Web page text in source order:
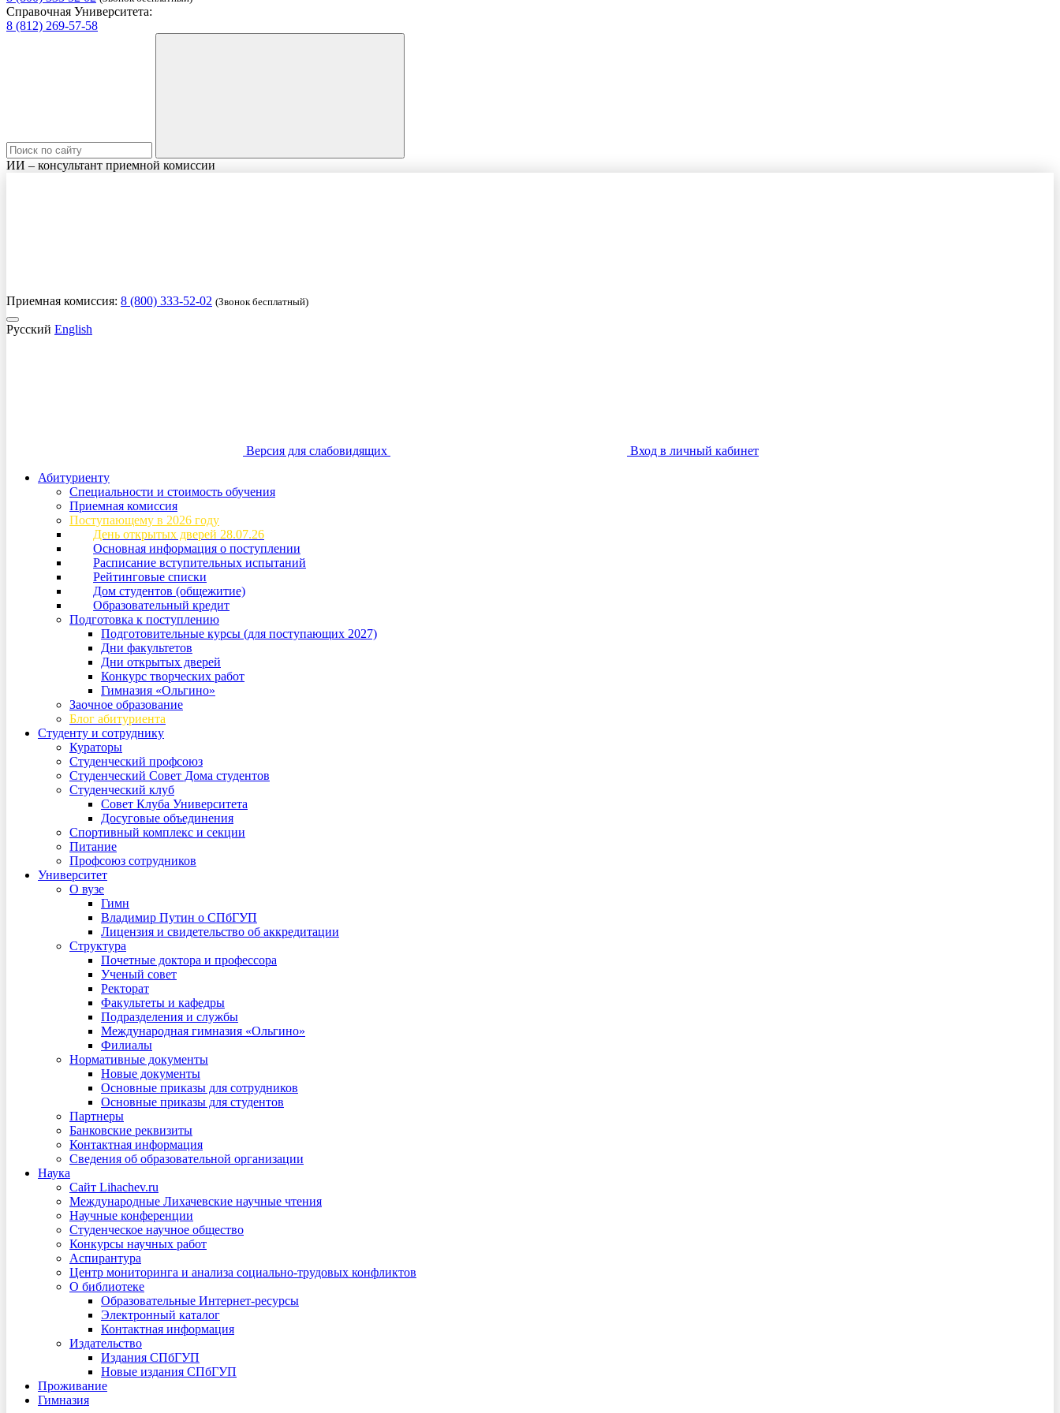
Справочная Университета:
8 (812) 269-57-58
ИИ – консультант приемной комиссии
Приемная комиссия: 8 (800) 333-52-02 (Звонок бесплатный)
Русский English
Версия для слабовидящих
Вход в личный кабинет
Абитуриенту
Специальности и стоимость обучения
Приемная комиссия
Поступающему в 2026 году
День открытых дверей 28.07.26
Основная информация о поступлении
Расписание вступительных испытаний
Рейтинговые списки
Дом студентов (общежитие)
Образовательный кредит
Подготовка к поступлению
Подготовительные курсы (для поступающих 2027)
Дни факультетов
Дни открытых дверей
Конкурс творческих работ
Гимназия «Ольгино»
Заочное образование
Блог абитуриента
Студенту и сотруднику
Кураторы
Студенческий профсоюз
Студенческий Совет Дома студентов
Студенческий клуб
Совет Клуба Университета
Досуговые объединения
Спортивный комплекс и секции
Питание
Профсоюз сотрудников
Университет
О вузе
Гимн
Владимир Путин о СПбГУП
Лицензия и свидетельство об аккредитации
Структура
Почетные доктора и профессора
Ученый совет
Ректорат
Факультеты и кафедры
Подразделения и службы
Международная гимназия «Ольгино»
Филиалы
Нормативные документы
Новые документы
Основные приказы для сотрудников
Основные приказы для студентов
Партнеры
Банковские реквизиты
Контактная информация
Сведения об образовательной организации
Наука
Сайт Lihachev.ru
Международные Лихачевские научные чтения
Научные конференции
Студенческое научное общество
Конкурсы научных работ
Аспирантура
Центр мониторинга и анализа социально-трудовых конфликтов
О библиотеке
Образовательные Интернет-ресурсы
Электронный каталог
Контактная информация
Издательство
Издания СПбГУП
Новые издания СПбГУП
Проживание
Гимназия